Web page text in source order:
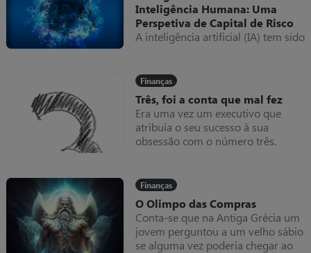
Inteligência Humana: Uma
Perspetiva de Capital de Risco
A inteligência artificial (IA) tem sido
especialmente quando comparada
com a inteligência humana.
Finanças
Três, foi a conta que mal fez
Era uma vez um executivo que
atribuía o seu sucesso à sua
obsessão com o número três.
resolver qualquer situação.
Finanças
O Olimpo das Compras
Conta-se que na Antiga Grécia um
jovem perguntou a um velho sábio
se alguma vez poderia chegar ao